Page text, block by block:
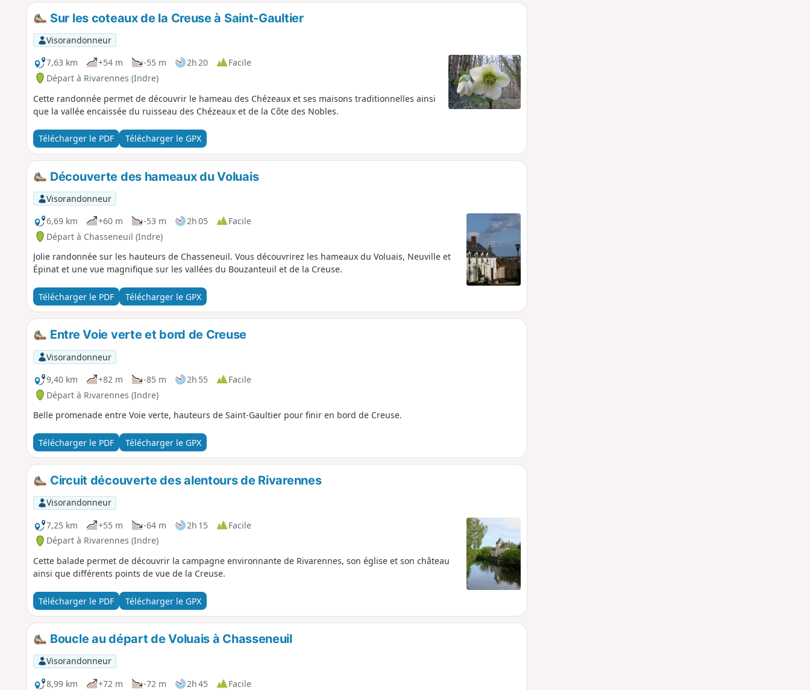
Sur les coteaux de la Creuse à Saint-Gaultier
Visorandonneur
7,63 km
+54 m -55 m 2h 20
Facile
Départ à Rivarennes (Indre)
Cette randonnée permet de découvrir le hameau des Chézeaux et ses maisons traditionnelles ainsi
que la vallée encaissée du ruisseau des Chézeaux et de la Côte des Nobles.
Télécharger le PDF Télécharger le GPX
Découverte des hameaux du Voluais
Visorandonneur
6,69 km
+60 m -53 m 2h 05
Facile
Départ à Chasseneuil (Indre)
Jolie randonnée sur les hauteurs de Chasseneuil. Vous découvrirez les hameaux du Voluais, Neuville et
Épinat et une vue magnifique sur les vallées du Bouzanteuil et de la Creuse.
Télécharger le PDF Télécharger le GPX
Entre Voie verte et bord de Creuse
Visorandonneur
9,40 km
+82 m -85 m 2h 55
Facile
Départ à Rivarennes (Indre)
Belle promenade entre Voie verte, hauteurs de Saint-Gaultier pour finir en bord de Creuse.
Télécharger le PDF Télécharger le GPX
Circuit découverte des alentours de Rivarennes
Visorandonneur
7,25 km
+55 m -64 m 2h 15
Facile
Départ à Rivarennes (Indre)
Cette balade permet de découvrir la campagne environnante de Rivarennes, son église et son château
ainsi que différents points de vue de la Creuse.
Télécharger le PDF Télécharger le GPX
Boucle au départ de Voluais à Chasseneuil
Visorandonneur
8,99 km
+72 m -72 m 2h 45
Facile